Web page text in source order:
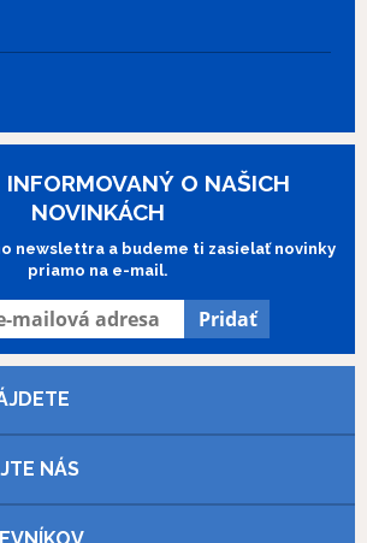
O NAŠICH
NOVINKÁCH
newslettra a budeme ti zasielať novinky
priamo na e-mail.
NÁS